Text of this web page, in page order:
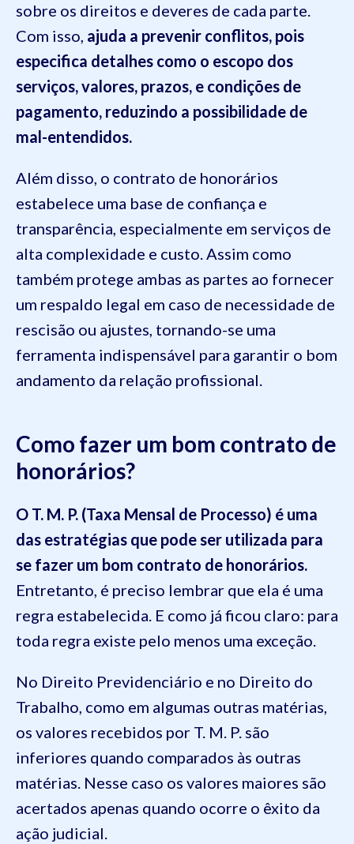
sobre os direitos e deveres de cada parte.
Com isso, ajuda a prevenir conflitos, pois
especifica detalhes como o escopo dos
serviços, valores, prazos, e condições de
pagamento, reduzindo a possibilidade de
mal-entendidos.
Além disso, o contrato de honorários
estabelece uma base de confiança e
transparência, especialmente em serviços de
alta complexidade e custo. Assim como
também protege ambas as partes ao fornecer
um respaldo legal em caso de necessidade de
rescisão ou ajustes, tornando-se uma
ferramenta indispensável para garantir o bom
andamento da relação profissional.
Como fazer um bom contrato de
honorários?
O T. M. P. (Taxa Mensal de Processo) é uma
das estratégias que pode ser utilizada para
se fazer um bom contrato de honorários.
Entretanto, é preciso lembrar que ela é uma
regra estabelecida. E como já ficou claro: para
toda regra existe pelo menos uma exceção.
No Direito Previdenciário e no Direito do
Trabalho, como em algumas outras matérias,
os valores recebidos por T. M. P. são
inferiores quando comparados às outras
matérias. Nesse caso os valores maiores são
acertados apenas quando ocorre o êxito da
ação judicial.